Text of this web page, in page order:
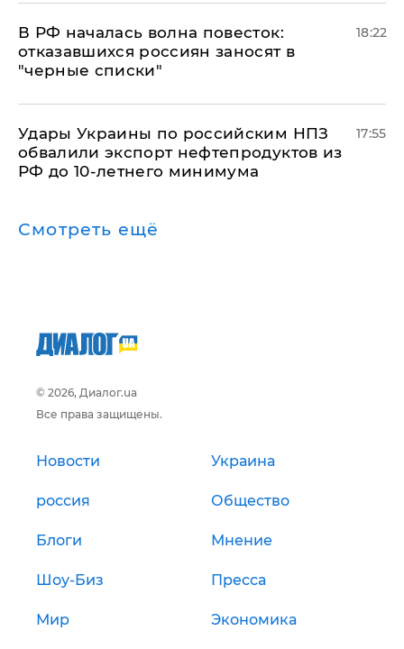
​В РФ началась волна повесток:
отказавшихся россиян заносят в
"черные списки"
18:22
Удары Украины по российским НПЗ
обвалили экспорт нефтепродуктов из
РФ до 10-летнего минимума
17:55
Смотреть ещё
© 2026, Диалог.ua
Все права защищены.
Новости Украина
россия Общество
Блоги Мнение
Шоу-Биз Пресса
Мир Экономика